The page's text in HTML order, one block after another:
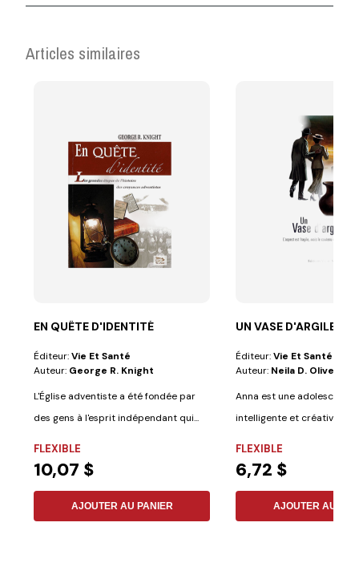
Articles similaires
EN QUÊTE D'IDENTITÉ
Éditeur:Vie Et Santé
Auteur: George R. Knight
L'Église adventiste a été fondée par
des gens à l'esprit indépendant qui...
FLEXIBLE
10,07 $
AJOUTER AU PANIER
UN VASE D'ARGILE
Éditeur:Vie Et Santé
Auteur: Neila D. Oliveira
Anna est une adolescente
intelligente et créative,
FLEXIBLE
6,72 $
AJOUTER AU